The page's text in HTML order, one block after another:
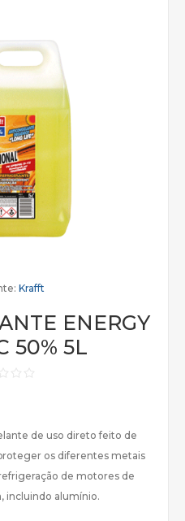
Krafft
ENERGY
50% 5L
de uso direto feito de
os diferentes metais
de motores de
incluindo alumínio.